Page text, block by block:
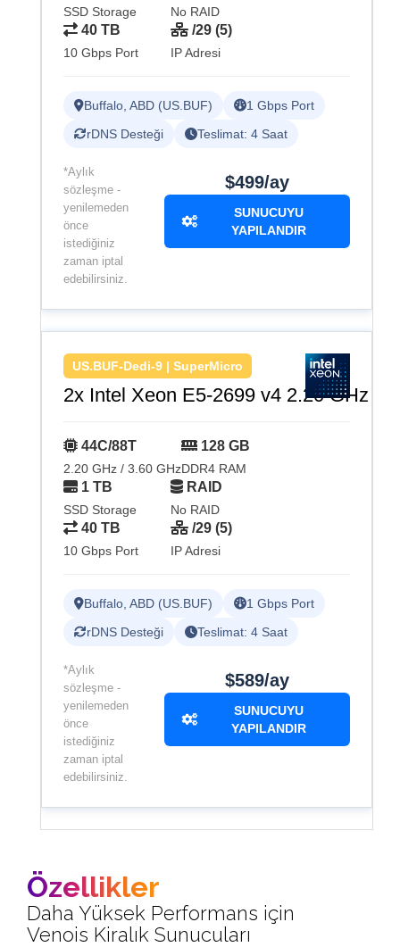
SSD Storage No RAID
40 TB
10 Gbps Port
/29 (5)
IP Adresi
Buffalo, ABD (US.BUF)
1 Gbps Port
rDNS Desteği
Teslimat: 4 Saat
*Aylık
sözleşme -
yenilemeden
önce
istediğiniz
zaman iptal
edebilirsiniz.
$499/ay
SUNUCUYU
YAPILANDIR
US.BUF-Dedi-9 | SuperMicro
2x Intel Xeon E5-2699 v4 2.20 GHz
44C/88T
2.20 GHz / 3.60 GHz
128 GB
DDR4 RAM
1 TB
SSD Storage
RAID
No RAID
40 TB
10 Gbps Port
/29 (5)
IP Adresi
Buffalo, ABD (US.BUF)
1 Gbps Port
rDNS Desteği
Teslimat: 4 Saat
*Aylık
sözleşme -
yenilemeden
önce
istediğiniz
zaman iptal
edebilirsiniz.
$589/ay
SUNUCUYU
YAPILANDIR
Özellikler
Daha Yüksek Performans için
Venois Kiralık Sunucuları